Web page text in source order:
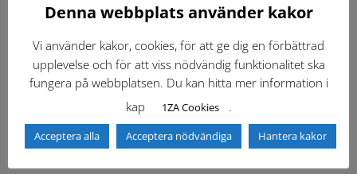
Gällande standardritningar (Dwg och pdf)
Dokumentbibliotek Kontaktlista
Tidigare versioner
Säkerhetsordningen
Denna webbplats använder kakor
Vi använder kakor, cookies, för att ge dig en förbättrad
upplevelse och för att viss nödvändig funktionalitet ska
fungera på webbplatsen. Du kan hitta mer information i
kap
1ZA Cookies .
Acceptera alla Acceptera nödvändiga Hantera kakor